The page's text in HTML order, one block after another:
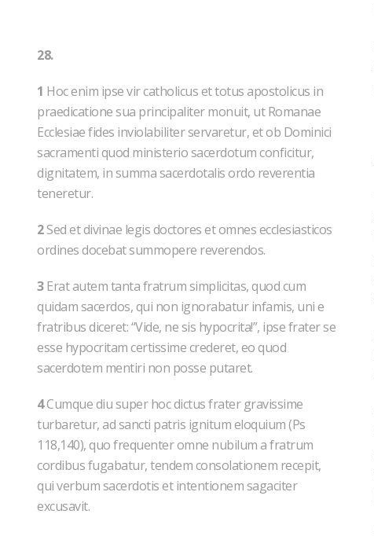
28.
1 Hoc enim ipse vir catholicus et totus apostolicus in
praedicatione sua principaliter monuit, ut Romanae
Ecclesiae fides inviolabiliter servaretur, et ob Dominici
sacramenti quod ministerio sacerdotum conficitur,
dignitatem, in summa sacerdotalis ordo reverentia
teneretur.
2Sed et divinae legis doctores et omnes ecclesiasticos
ordines docebat summopere reverendos.
3Erat autem tanta fratrum simplicitas, quod cum
quidam sacerdos, qui non ignorabatur infamis, uni e
fratribus diceret: “Vide, ne sis hypocrita!”, ipse frater se
esse hypocritam certissime crederet, eo quod
sacerdotem mentiri non posse putaret.
4Cumque diu super hoc dictus frater gravissime
turbaretur, ad sancti patris ignitum eloquium (Ps
118,140), quo frequenter omne nubilum a fratrum
cordibus fugabatur, tendem consolationem recepit,
qui verbum sacerdotis et intentionem sagaciter
excusavit.